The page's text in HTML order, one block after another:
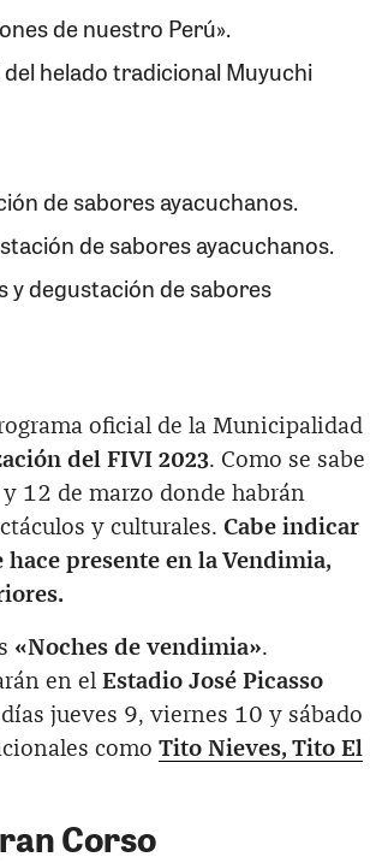
de nuestro Perú».
del helado tradicional Muyuchi
de sabores ayacuchanos.
de sabores ayacuchanos.
y degustación de sabores
oficial de la Municipalidad
del FIVI 2023. Como se sabe
12 de marzo donde habrán
y culturales. Cabe indicar
presente en la Vendimia,
«Noches de vendimia».
en el Estadio José Picasso
jueves 9, viernes 10 y sábado
como Tito Nieves, Tito El
Corso